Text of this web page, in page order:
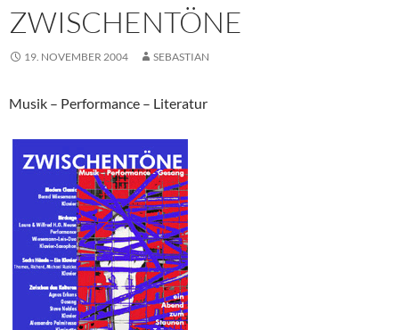
ZWISCHENTÖNE
19. NOVEMBER 2004 SEBASTIAN
Musik – Performance – Literatur